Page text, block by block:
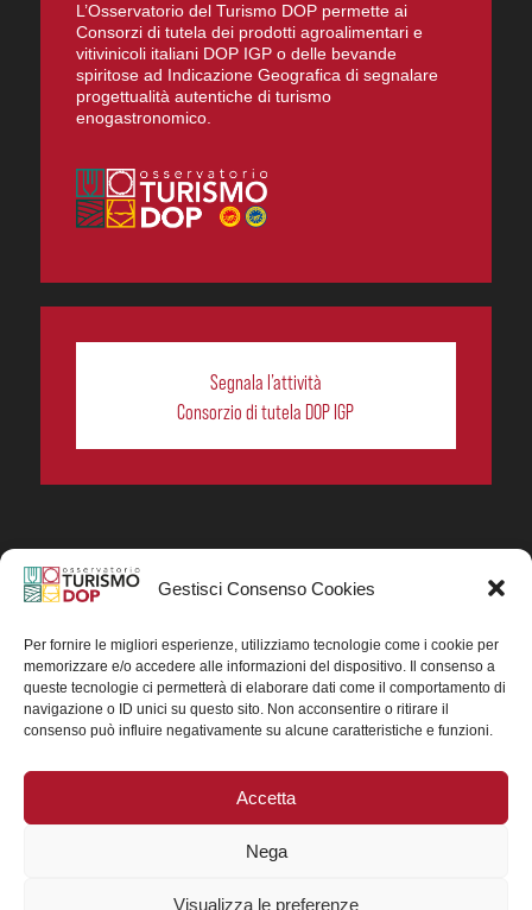
Gestisci Consenso Cookies
Per fornire le migliori esperienze, utilizziamo tecnologie come i cookie per
memorizzare e/o accedere alle informazioni del dispositivo. Il consenso a
queste tecnologie ci permetterà di elaborare dati come il comportamento di
navigazione o ID unici su questo sito. Non acconsentire o ritirare il
consenso può influire negativamente su alcune caratteristiche e funzioni.
Accetta
Nega
Visualizza le preferenze
L’Osservatorio del Turismo DOP permette ai
Consorzi di tutela dei prodotti agroalimentari e
vitivinicoli italiani DOP IGP o delle bevande
spiritose ad Indicazione Geografica di segnalare
progettualità autentiche di turismo
enogastronomico.
Segnala l’attività
Consorzio di tutela DOP IGP
In collaborazione ORIGIN ITALIA.
del turismo enogastronomico dei prodotti DOP IGP
italiani.
Concessione contributo MASAF DM n. 0311719 del
15/06/2023
Concessione contributo MASAF, DM n. 0016662 del
15/01/2025 (CUP J88H24002560007)